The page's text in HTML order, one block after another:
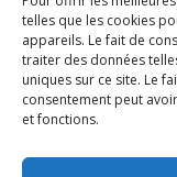
telles que les cookies
appareils. Le fait de
traiter des données
uniques sur ce site. Le
consentement peut
et fonctions.
Newsletter &